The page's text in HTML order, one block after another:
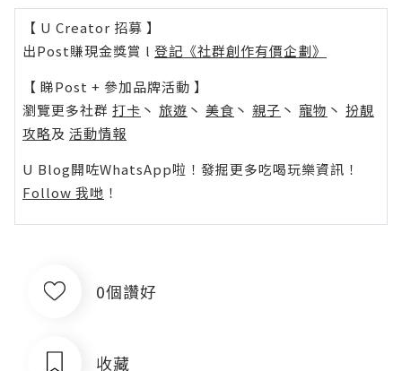
【 U Creator 招募 】
出Post賺現金獎賞 l 登記《社群創作有價企劃》
【 睇Post + 參加品牌活動 】
瀏覽更多社群 打卡 丶 旅遊 丶 美食 丶 親子 丶 寵物 丶 扮靚
攻略及 活動情報
U Blog開咗WhatsApp啦！發掘更多吃喝玩樂資訊！
Follow 我哋 ！
0個讚好
收藏